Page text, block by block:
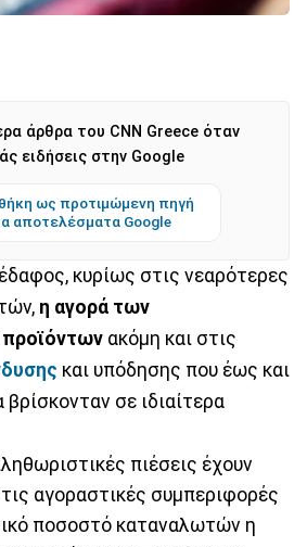
άρθρα του CNN Greece όταν
ειδήσεις στην Google
ως προτιμώμενη πηγή
αποτελέσματα Google
κυρίως στις νεαρότερες
η αγορά των
προϊόντων ακόμη και στις
και υπόδησης που έως και
βρίσκονταν σε ιδιαίτερα
πιέσεις έχουν
αγοραστικές συμπεριφορές
ποσοστό καταναλωτών η